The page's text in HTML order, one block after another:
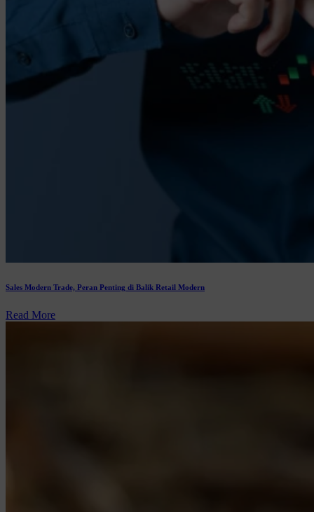
Sales Modern Trade, Peran Penting di Balik Retail Modern
Read More